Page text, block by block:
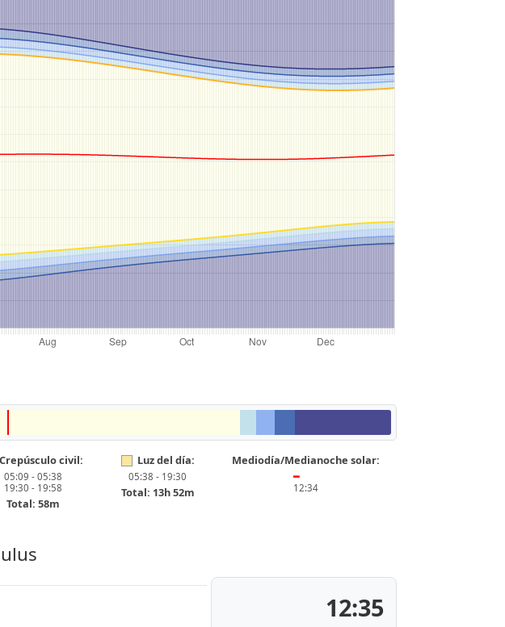
Crepúsculo civil:
05:09 - 05:38
19:30 - 19:58
Total: 58m
Luz del día:
05:38 - 19:30
Total: 13h 52m
Mediodía/Medianoche solar:
━
12:34
12:35